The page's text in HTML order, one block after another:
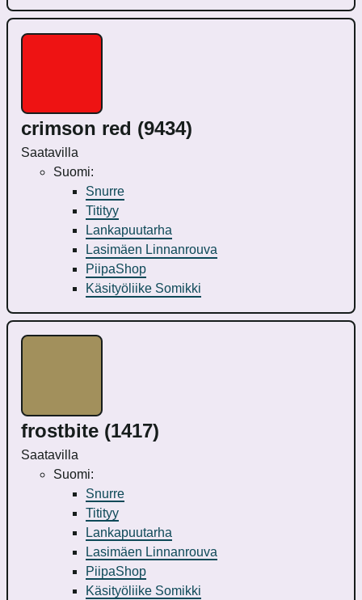
crimson red (9434)
Saatavilla
Suomi:
Snurre
Titityy
Lankapuutarha
Lasimäen Linnanrouva
PiipaShop
Käsityöliike Somikki
frostbite (1417)
Saatavilla
Suomi:
Snurre
Titityy
Lankapuutarha
Lasimäen Linnanrouva
PiipaShop
Käsityöliike Somikki